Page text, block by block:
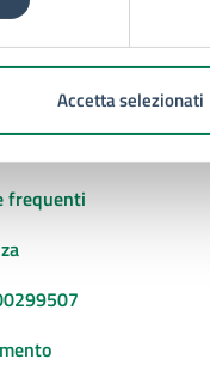
Accetta selezionati
frequenti